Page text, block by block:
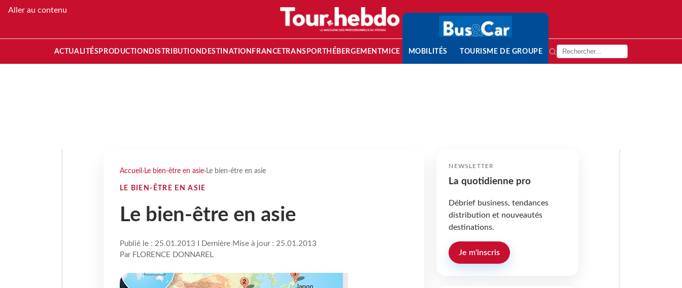
Aller au contenu
ACTUALITÉS PRODUCTION DISTRIBUTION DESTINATION FRANCETRANSPORT HÉBERGEMENTMICE MOBILITÉS TOURISME DE GROUPE
Accueil › Le bien-être en asie› Le bien-être en asie
LE BIEN-ÊTRE EN ASIE
Le bien-être en asie
Publié le : 25.01.2013 I Dernière Mise à jour : 25.01.2013
Par FLORENCE DONNAREL
NEWSLETTER
La quotidienne pro
Débrief business, tendances
distribution et nouveautés
destinations.
Je m'inscris